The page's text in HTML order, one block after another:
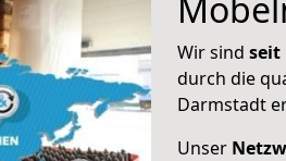
Wir sind seit
durch die
Darmstadt
Unser